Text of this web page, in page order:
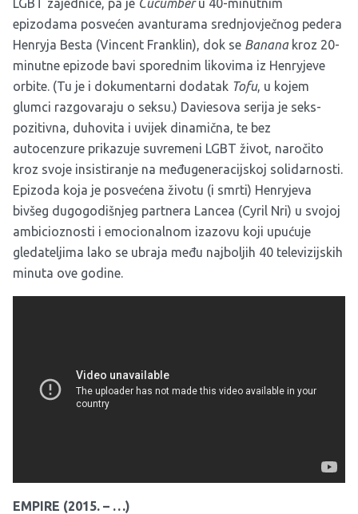
LGBT zajednice, pa je Cucumberu 40-minutnim
epizodama posvećen avanturama srednjovječnog pedera
Henryja Besta (Vincent Franklin), dok se Bananakroz 20-
minutne epizode bavi sporednim likovima iz Henryjeve
orbite. (Tu je i dokumentarni dodatak Tofu, u kojem
glumci razgovaraju o seksu.) Daviesova serija je seks-
pozitivna, duhovita i uvijek dinamična, te bez
autocenzure prikazuje suvremeni LGBT život, naročito
kroz svoje insistiranje na međugeneracijskoj solidarnosti.
Epizoda koja je posvećena životu (i smrti) Henryjeva
bivšeg dugogodišnjeg partnera Lancea (Cyril Nri) u svojoj
ambicioznosti i emocionalnom izazovu koji upućuje
gledateljima lako se ubraja među najboljih 40 televizijskih
minuta ove godine.
EMPIRE (2015. – …)